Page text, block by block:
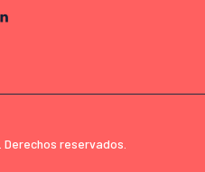
reservados.